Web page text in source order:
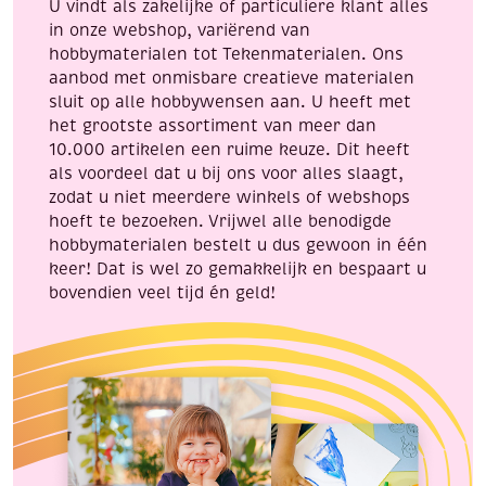
U vindt als zakelijke of particuliere klant alles
in onze webshop, variërend van
hobbymaterialen tot Tekenmaterialen. Ons
aanbod met onmisbare creatieve materialen
sluit op alle hobbywensen aan. U heeft met
het grootste assortiment van meer dan
10.000 artikelen een ruime keuze. Dit heeft
als voordeel dat u bij ons voor alles slaagt,
zodat u niet meerdere winkels of webshops
hoeft te bezoeken. Vrijwel alle benodigde
hobbymaterialen bestelt u dus gewoon in één
keer! Dat is wel zo gemakkelijk en bespaart u
bovendien veel tijd én geld!